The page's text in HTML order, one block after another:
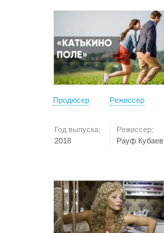
Продюсер Режиссер
Год выпуска:
2018
Режиссер:
Рауф Кубаев